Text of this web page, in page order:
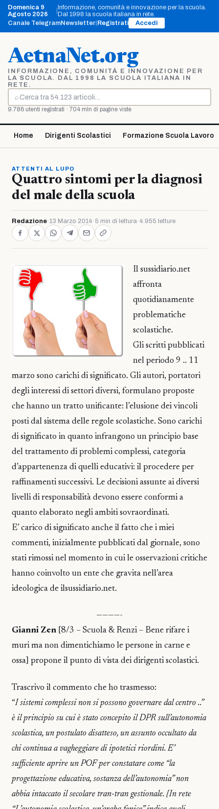
Vai
contenuto
Domenica 9
Agosto 2026
|Informazione, comunità e innovazione per la scuola.
Dal 1998 la scuola italiana in rete.
Canale TelegramNewsletter Registrati Accedi
AetnaNet.org
INFORMAZIONE, COMUNITÀ E INNOVAZIONE PER
LA SCUOLA. DAL 1998 LA SCUOLA ITALIANA IN
RETE.
⌕
Cerca
9.786 utenti registrati · 704 mln di pagine viste
Home Dirigenti Scolastici Formazione Scuola Lavoro
ATTENTI AL LUPO
Quattro sintomi per la diagnosi
del male della scuola
Redazione·13 Marzo 2014 · 5 min di lettura· 4.955 letture
Il sussidiario.net
affronta
quotidianamente
problematiche
scolastiche.
Gli scritti pubblicati
nel periodo 9 .. 11
marzo sono carichi di significato. Gli autori, portatori
degli interessi di settori diversi, formulano proposte
che hanno un tratto unificante: l’elusione dei vincoli
posti dal sistema delle regole scolastiche. Sono carichi
di significato in quanto infrangono un principio base
del trattamento di problemi complessi, categoria
d’appartenenza di quelli educativi: il procedere per
raffinamenti successivi. Le decisioni assunte ai diversi
livelli di responsabilità devono essere conformi a
quanto elaborato negli ambiti sovraordinati.
E’ carico di significato anche il fatto che i miei
commenti, inizialmente pubblicati dal giornale, sono
stati rimossi nel momento in cui le osservazioni critiche
hanno coinvolto un ente che gravita nell’area
ideologica de ilsussidiario.net.
————-
Gianni Zen [8/3 – Scuola & Renzi – Bene rifare i
muri ma non dimentichiamo le persone in carne e
ossa] propone il punto di vista dei dirigenti scolastici.
Trascrivo il commento che ho trasmesso:
“I sistemi complessi non si possono governare dal centro ..”
è il principio su cui è stato concepito il DPR sull’autonomia
scolastica, un postulato disatteso, un assunto occultato da
chi continua a vagheggiare di ipotetici riordini. E’
sufficiente aprire un POF per constatare come “la
progettazione educativa, sostanza dell’autonomia” non
abbia intaccato il secolare tran-tran gestionale. [In rete